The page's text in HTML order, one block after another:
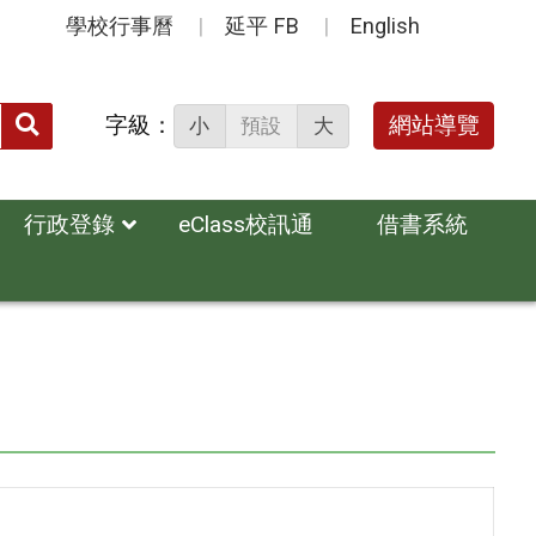
學校行事曆 延平 FB English
送出 字級： 小 預設 大 網站導覽
行政登錄 eClass校訊通 借書系統